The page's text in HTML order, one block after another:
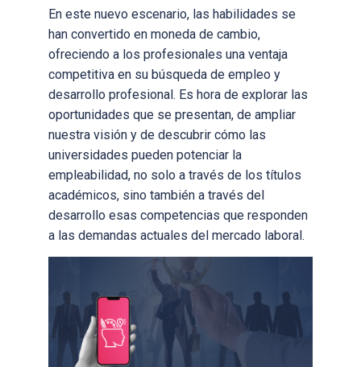
En este nuevo escenario, las habilidades se
han convertido en moneda de cambio,
ofreciendo a los profesionales una ventaja
competitiva en su búsqueda de empleo y
desarrollo profesional. Es hora de explorar las
oportunidades que se presentan, de ampliar
nuestra visión y de descubrir cómo las
universidades pueden potenciar la
empleabilidad, no solo a través de los títulos
académicos, sino también a través del
desarrollo esas competencias que responden
a las demandas actuales del mercado laboral.